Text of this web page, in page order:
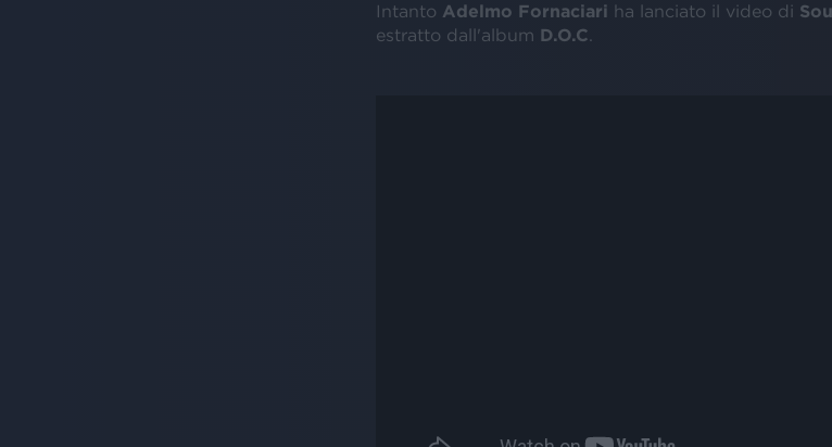
Intanto Adelmo Fornaciari ha lanciato il video di
estratto dall'album D.O.C